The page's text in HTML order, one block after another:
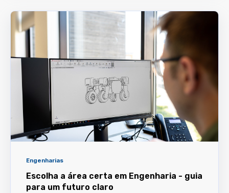
Engenharias
Escolha a área certa em Engenharia - guia
para um futuro claro